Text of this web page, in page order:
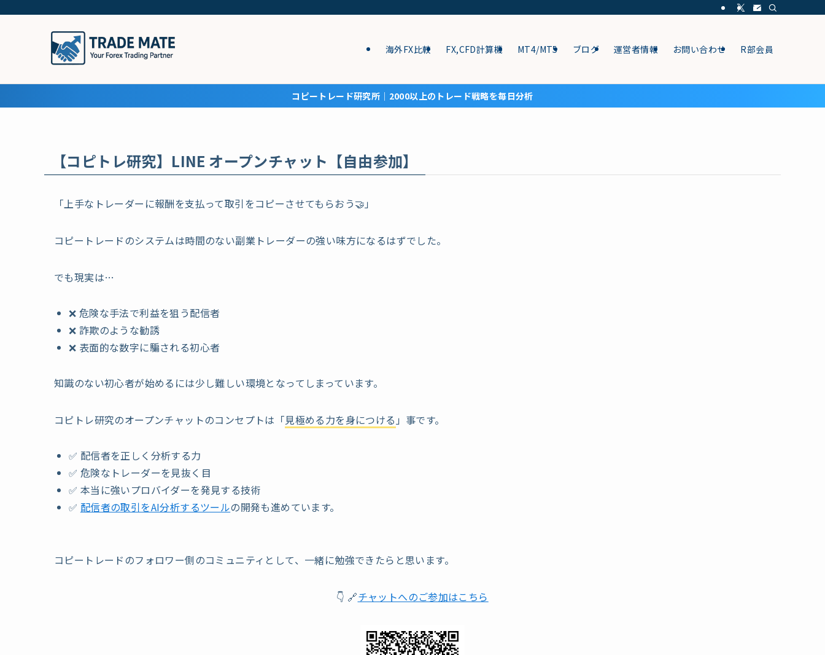
海外FX比較 FX,CFD計算機 MT4/MT5 ブログ 運営者情報 お問い合わせ R部会員
コピートレード研究所│2000以上のトレード戦略を毎日分析
【コピトレ研究】LINE オープンチャット【自由参加】
「上手なトレーダーに報酬を支払って取引をコピーさせてもらおう🤝」
コピートレードのシステムは時間のない副業トレーダーの強い味方になるはずでした。
でも現実は…
❌ 危険な手法で利益を狙う配信者
❌ 詐欺のような勧誘
❌ 表面的な数字に騙される初心者
知識のない初心者が始めるには少し難しい環境となってしまっています。
コピトレ研究のオープンチャットのコンセプトは「見極める力を身につける 」事です。
✅ 配信者を正しく分析する力
✅ 危険なトレーダーを見抜く目
✅ 本当に強いプロバイダーを発見する技術
✅ 配信者の取引をAI分析するツールの開発も進めています。
コピートレードのフォロワー側のコミュニティとして、一緒に勉強できたらと思います。
👇 🔗チャットへのご参加はこちら